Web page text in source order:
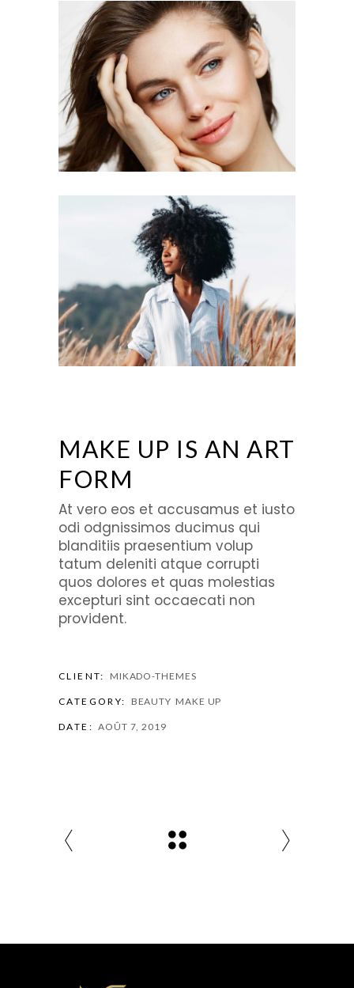
MAKE UP IS AN ART
FORM
At vero eos et accusamus et iusto
odi odgnissimos ducimus qui
blanditiis praesentium volup
tatum deleniti atque corrupti
quos dolores et quas molestias
excepturi sint occaecati non
provident.
CLIENT: MIKADO-THEMES
CATEGORY: BEAUTY MAKE UP
DATE: AOÛT 7, 2019